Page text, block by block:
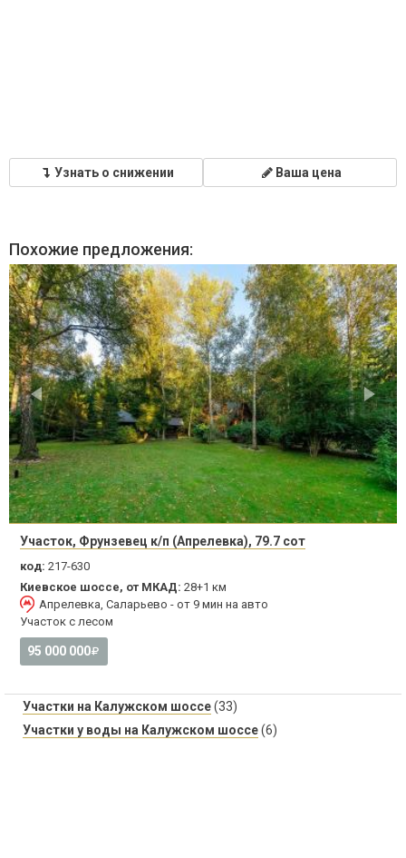
Узнать о снижении Ваша цена
Похожие предложения:
Участок, Фрунзевец к/п (Апрелевка), 79.7 сот
код: 217-630
Киевское шоссе, от МКАД: 28+1 км
Апрелевка, Саларьево - от 9 мин на авто
Участок с лесом
95 000 000
Участки на Калужском шоссе(33)
Участки у воды на Калужском шоссе(6)